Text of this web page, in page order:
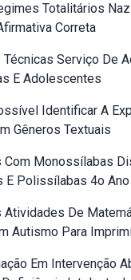
Totalitários
Correta
Serviço De
E Adolescentes
Identificar A
Gêneros Textuais
Com Monossílabas
E Polissílabas 4o Ano
Atividades De
Autismo Para
Em Intervenção